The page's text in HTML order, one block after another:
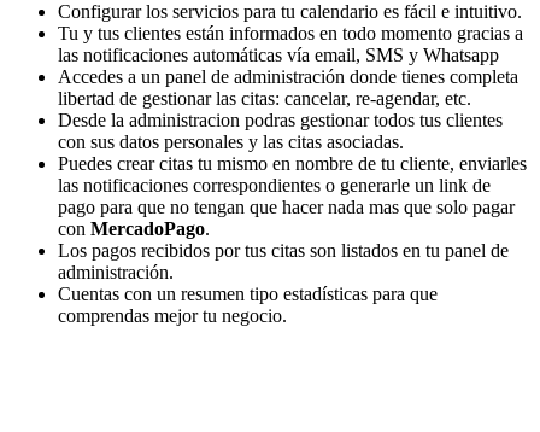
Configurar los servicios para tu calendario es fácil e intuitivo.
Tu y tus clientes están informados en todo momento gracias a
las notificaciones automáticas vía email, SMS y Whatsapp
Accedes a un panel de administración donde tienes completa
libertad de gestionar las citas: cancelar, re-agendar, etc.
Desde la administracion podras gestionar todos tus clientes
con sus datos personales y las citas asociadas.
Puedes crear citas tu mismo en nombre de tu cliente, enviarles
las notificaciones correspondientes o generarle un link de
pago para que no tengan que hacer nada mas que solo pagar
con MercadoPago.
Los pagos recibidos por tus citas son listados en tu panel de
administración.
Cuentas con un resumen tipo estadísticas para que
comprendas mejor tu negocio.